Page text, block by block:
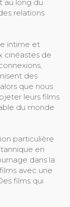
au long du
relations
intime et
cinéastes de
des
que nous
leurs films
du monde
particulière
en
dans la
avec une
films qui